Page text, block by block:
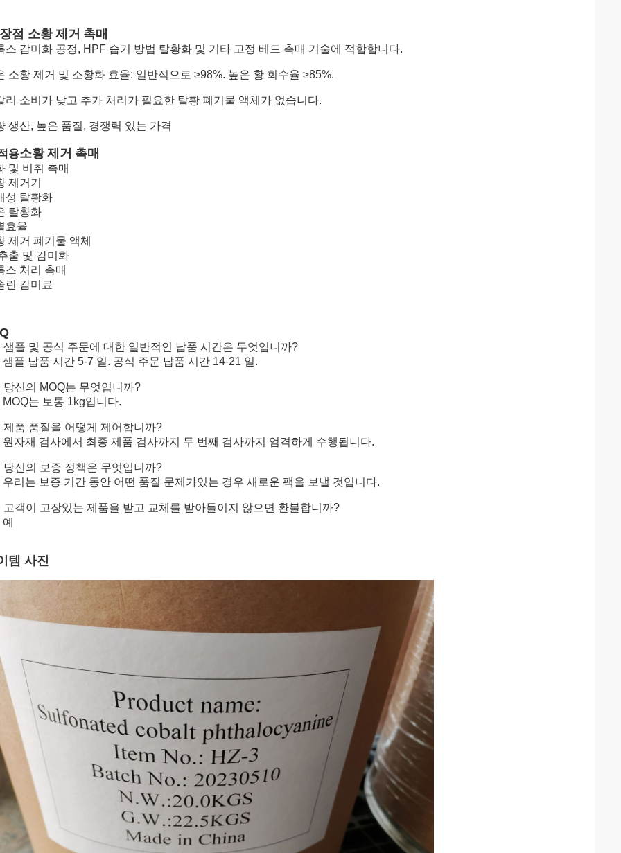
점 소황 제거 촉매
스 감미화 공정, HPF 습기 방법 탈황화 및 기타 고정 베드 촉매 기술에 적합합니다.
소황 제거 및 소황화 효율: 일반적으로 ≥98%. 높은 황 회수율 ≥85%.
리 소비가 낮고 추가 처리가 필요한 탈황 폐기물 액체가 없습니다.
생산, 높은 품질, 경쟁력 있는 가격
용소황 제거 촉매
및 비취 촉매
제거기
성 탈황화
탈황화
효율
제거 폐기물 액체
출 및 감미화
스 처리 촉매
린 감미료
샘플 및 공식 주문에 대한 일반적인 납품 시간은 무엇입니까?
샘플 납품 시간 5-7 일. 공식 주문 납품 시간 14-21 일.
당신의 MOQ는 무엇입니까?
MOQ는 보통 1kg입니다.
제품 품질을 어떻게 제어합니까?
원자재 검사에서 최종 제품 검사까지 두 번째 검사까지 엄격하게 수행됩니다.
당신의 보증 정책은 무엇입니까?
우리는 보증 기간 동안 어떤 품질 문제가있는 경우 새로운 팩을 보낼 것입니다.
고객이 고장있는 제품을 받고 교체를 받아들이지 않으면 환불합니까?
템 사진